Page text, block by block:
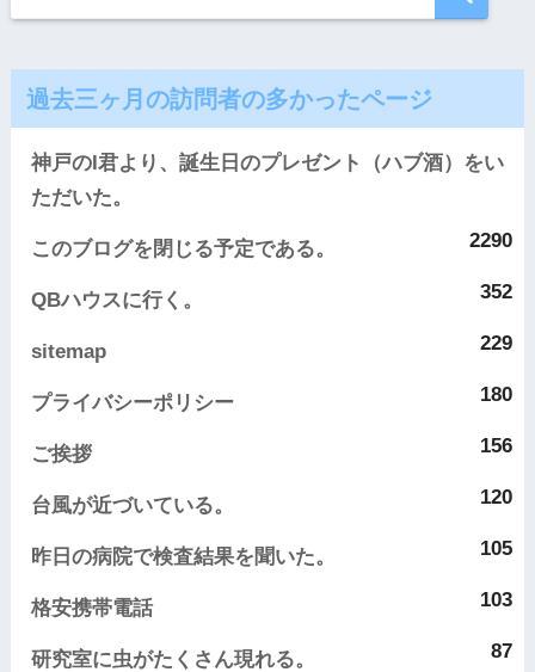
過去三ヶ月の訪問者の多かったページ
神戸のI君より、誕生日のプレゼント（ハブ酒）をい
ただいた。
2290
このブログを閉じる予定である。
352
QBハウスに行く。
229
sitemap
180
プライバシーポリシー
156
ご挨拶
120
台風が近づいている。
105
昨日の病院で検査結果を聞いた。
103
格安携帯電話
87
研究室に虫がたくさん現れる。